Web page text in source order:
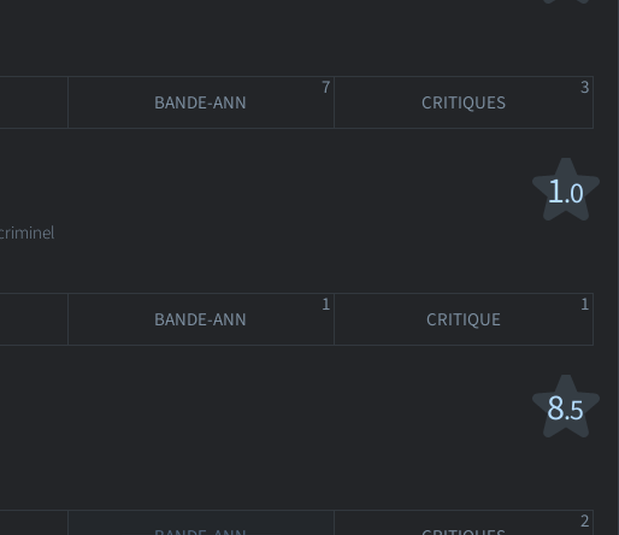
BANDE-ANN
7
CRITIQUES
3
1.0
BANDE-ANN
1
CRITIQUE
1
8.5
2